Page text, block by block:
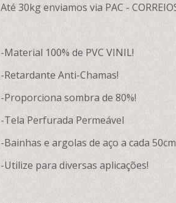
Até 30kg enviamos via PAC -
-Material 100% de PVC VINIL!
-Retardante Anti-Chamas!
-Proporciona sombra de 80%!
-Tela Perfurada Permeável
-Bainhas e argolas de aço a cada
-Utilize para diversas aplicações!